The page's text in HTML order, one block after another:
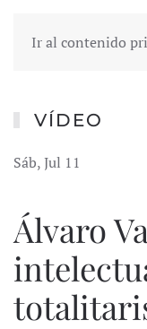
Ir al contenido
VÍDEO
Sáb, Jul 11
Álvaro